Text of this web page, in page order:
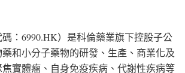
：6990.HK）是科倫藥業旗下控股子公
和小分子藥物的研發、生產、商業化及
實體瘤、自身免疫疾病、代謝性疾病等